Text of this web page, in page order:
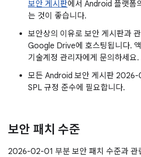
보안 게시판에서 Android 플랫폼
는 것이 좋습니다.
보안상의 이유로 보안 게시판과
Google Drive에 호스팅됩니다.
기술계정 관리자에게 문의하세요.
모든 Android 보안 게시판
SPL 규정 준수에 필요합니다.
보안 패치 수준
2026-02-01 부분 보안 패치 수준과 관